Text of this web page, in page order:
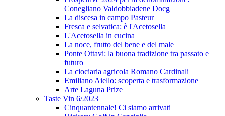
Conegliano Valdobbiadene Docg
La discesa in campo Pasteur
Fresca e selvatica: è l'Acetosella
L'Acetosella in cucina
La noce, frutto del bene e del male
Ponte Ottavi: la buona tradizione tra passato e
futuro
La ciociaria agricola Romano Cardinali
Emiliano Aiello: scoperta e trasformazione
Arte Laguna Prize
Taste Vin 6/2023
Cinquantennale! Ci siamo arrivati